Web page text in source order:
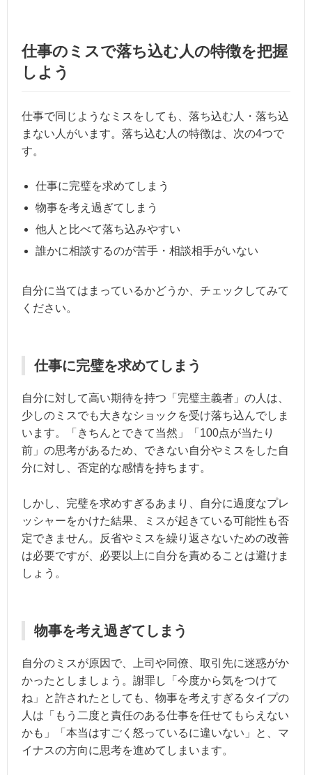
仕事のミスで落ち込む人の特徴を把握
しよう
仕事で同じようなミスをしても、落ち込む人・落ち込
まない人がいます。落ち込む人の特徴は、次の4つで
す。
仕事に完璧を求めてしまう
物事を考え過ぎてしまう
他人と比べて落ち込みやすい
誰かに相談するのが苦手・相談相手がいない
自分に当てはまっているかどうか、チェックしてみて
ください。
仕事に完璧を求めてしまう
自分に対して高い期待を持つ「完璧主義者」の人は、
少しのミスでも大きなショックを受け落ち込んでしま
います。「きちんとできて当然」「100点が当たり
前」の思考があるため、できない自分やミスをした自
分に対し、否定的な感情を持ちます。
しかし、完璧を求めすぎるあまり、自分に過度なプレ
ッシャーをかけた結果、ミスが起きている可能性も否
定できません。反省やミスを繰り返さないための改善
は必要ですが、必要以上に自分を責めることは避けま
しょう。
物事を考え過ぎてしまう
自分のミスが原因で、上司や同僚、取引先に迷惑がか
かったとしましょう。謝罪し「今度から気をつけて
ね」と許されたとしても、物事を考えすぎるタイプの
人は「もう二度と責任のある仕事を任せてもらえない
かも」「本当はすごく怒っているに違いない」と、マ
イナスの方向に思考を進めてしまいます。